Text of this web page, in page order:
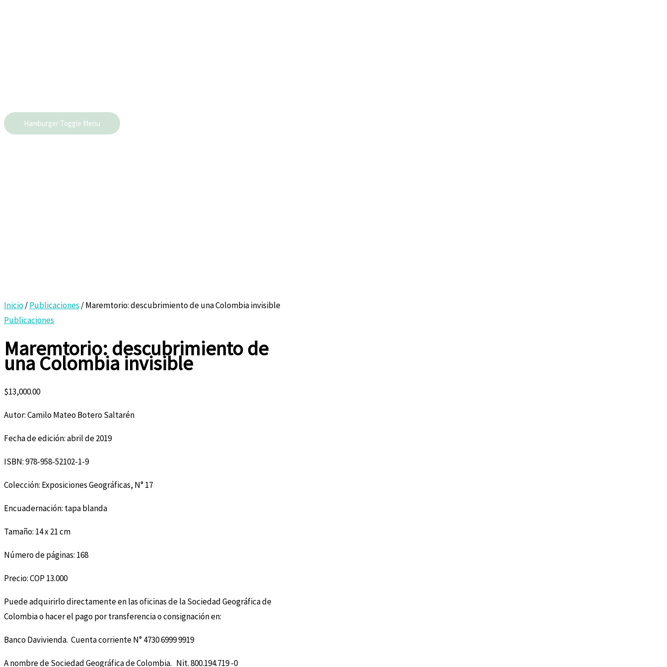
Hamburger Toggle Menu
Inicio/Publicaciones/ Maremtorio: descubrimiento de una Colombia invisible
Publicaciones
Maremtorio: descubrimiento de
una Colombia invisible
$13,000.00
Autor: Camilo Mateo Botero Saltarén
Fecha de edición: abril de 2019
ISBN: 978-958-52102-1-9
Colección: Exposiciones Geográficas, N° 17
Encuadernación: tapa blanda
Tamaño: 14 x 21 cm
Número de páginas: 168
Precio: COP 13.000
Puede adquirirlo directamente en las oficinas de la Sociedad Geográfica de
Colombia o hacer el pago por transferencia o consignación en:
Banco Davivienda. Cuenta corriente N° 4730 6999 9919
A nombre de Sociedad Geográfica de Colombia. Nit. 800.194.719 -0